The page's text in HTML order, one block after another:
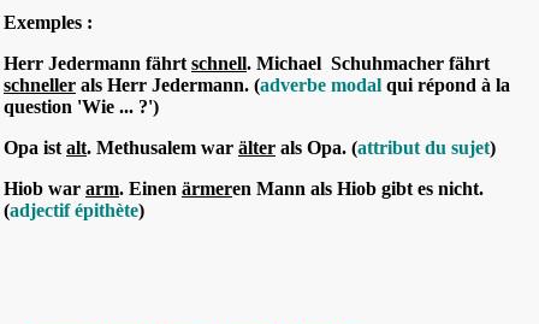
Exemples :
Herr Jedermann fährt schnell. Michael Schuhmacher fährt
schneller als Herr Jedermann. (adverbe modal qui répond à la
question 'Wie ... ?')
Opa ist alt. Methusalem war älter als Opa. (attribut du sujet)
Hiob war arm. Einen ärmeren Mann als Hiob gibt es nicht.
(adjectif épithète)